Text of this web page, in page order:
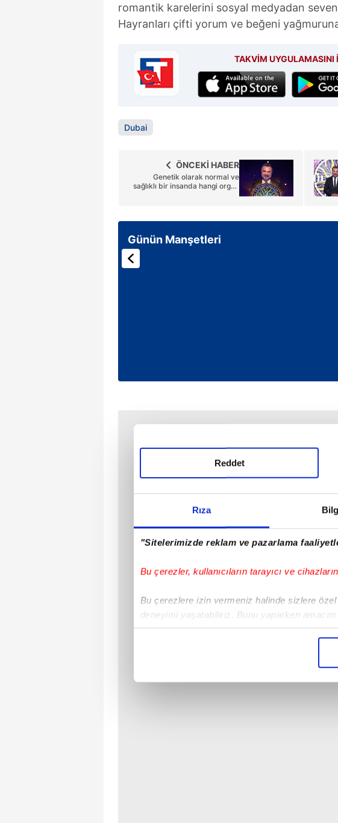
Rıza
"Sitelerimizde reklam ve pazarlama
Bu çerezler, kullanıcıların tarayıcı ve
Bu çerezlere izin vermeniz halinde sizlere
deneyimi yaşatabiliriz. Bunu yaparken
içerikleri sunabilmek adına elimizden gelen
Reddet
romantik karelerini sosyal medyadan
Hayranları çifti yorum ve beğeni
TAKVİM UYGULAMASINI
Dubai
ÖNCEKİ HABER
Genetik olarak normal ve
sağlıklı bir insanda hangi organ
Günün Manşetleri